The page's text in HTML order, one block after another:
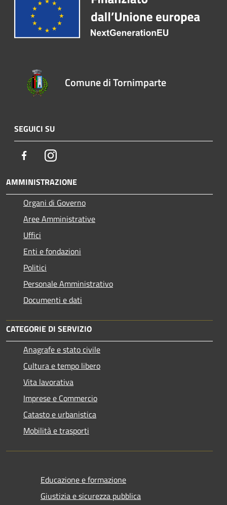
Comune di Tornimparte
SEGUICI SU
FacebookInstagram
AMMINISTRAZIONE
Organi di Governo
Aree Amministrative
Uffici
Enti e fondazioni
Politici
Personale Amministrativo
Documenti e dati
CATEGORIE DI SERVIZIO
Anagrafe e stato civile
Cultura e tempo libero
Vita lavorativa
Imprese e Commercio
Catasto e urbanistica
Mobilità e trasporti
Educazione e formazione
Giustizia e sicurezza pubblica